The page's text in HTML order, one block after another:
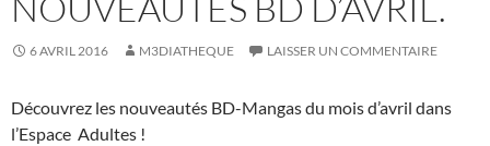
6 AVRIL 2016 M3DIATHEQUE LAISSER UN COMMENTAIRE
Découvrez les nouveautés BD-Mangas du mois d’avril dans
l’Espace Adultes !